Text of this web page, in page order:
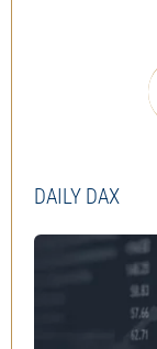
DAILY DAX